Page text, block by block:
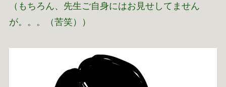
（もちろん、先生ご自身にはお見せしてません
が。。。（苦笑））